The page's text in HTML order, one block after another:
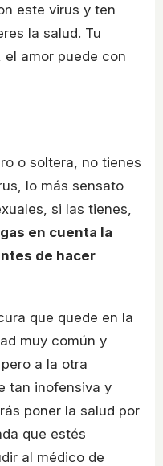
este virus y ten
la salud. Tu
el amor puede con
o soltera, no tienes
lo más sensato
si las tienes,
en cuenta la
de hacer
que quede en la
muy común y
, pero a la otra
tan inofensiva y
poner la salud por
que estés
al médico de